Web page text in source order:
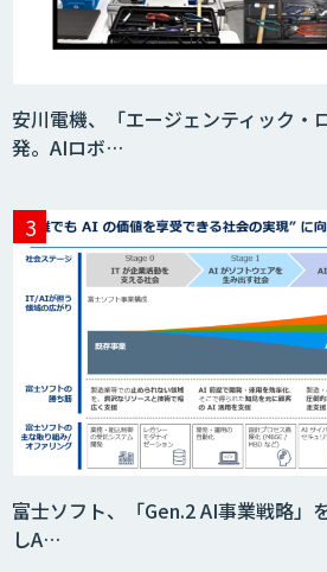
Acompany セキ
安川電機、「エージェンティック・
発。AIロボ…
富士ソフト、「Gen.2 AI事業戦略」
しA…